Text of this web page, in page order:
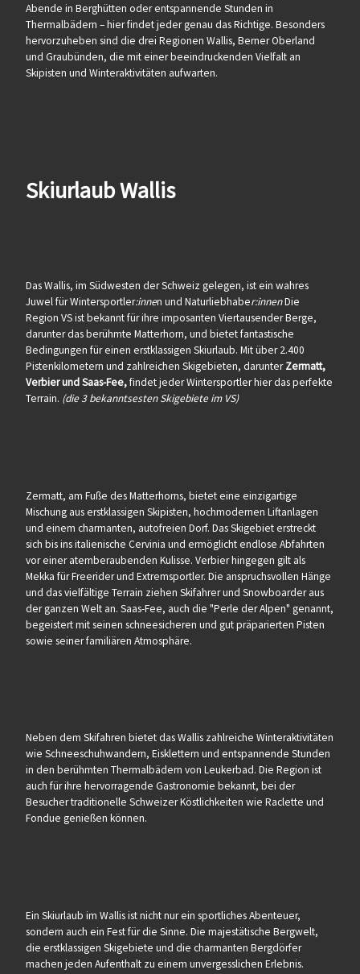
Abende in Berghütten oder entspannende Stunden in
Thermalbädern – hier findet jeder genau das Richtige. Besonders
hervorzuheben sind die drei Regionen Wallis, Berner Oberland
und Graubünden, die mit einer beeindruckenden Vielfalt an
Skipisten und Winteraktivitäten aufwarten.
Skiurlaub Wallis
Das Wallis, im Südwesten der Schweiz gelegen, ist ein wahres
Juwel für Wintersportler:innen und Naturliebhaber:innenDie
Region VS ist bekannt für ihre imposanten Viertausender Berge,
darunter das berühmte Matterhorn, und bietet fantastische
Bedingungen für einen erstklassigen Skiurlaub. Mit über 2.400
Pistenkilometern und zahlreichen Skigebieten, darunterZermatt,
Verbier und Saas-Fee,findet jeder Wintersportler hier das perfekte
Terrain. (die 3 bekanntsesten Skigebiete im VS)
Zermatt, am Fuße des Matterhorns, bietet eine einzigartige
Mischung aus erstklassigen Skipisten, hochmodernen Liftanlagen
und einem charmanten, autofreien Dorf. Das Skigebiet erstreckt
sich bis ins italienische Cervinia und ermöglicht endlose Abfahrten
vor einer atemberaubenden Kulisse. Verbier hingegen gilt als
Mekka für Freerider und Extremsportler. Die anspruchsvollen Hänge
und das vielfältige Terrain ziehen Skifahrer und Snowboarder aus
der ganzen Welt an. Saas-Fee, auch die "Perle der Alpen" genannt,
begeistert mit seinen schneesicheren und gut präparierten Pisten
sowie seiner familiären Atmosphäre.
Neben dem Skifahren bietet das Wallis zahlreiche Winteraktivitäten
wie Schneeschuhwandern, Eisklettern und entspannende Stunden
in den berühmten Thermalbädern von Leukerbad. Die Region ist
auch für ihre hervorragende Gastronomie bekannt, bei der
Besucher traditionelle Schweizer Köstlichkeiten wie Raclette und
Fondue genießen können.
Ein Skiurlaub im Wallis ist nicht nur ein sportliches Abenteuer,
sondern auch ein Fest für die Sinne. Die majestätische Bergwelt,
die erstklassigen Skigebiete und die charmanten Bergdörfer
machen jeden Aufenthalt zu einem unvergesslichen Erlebnis.